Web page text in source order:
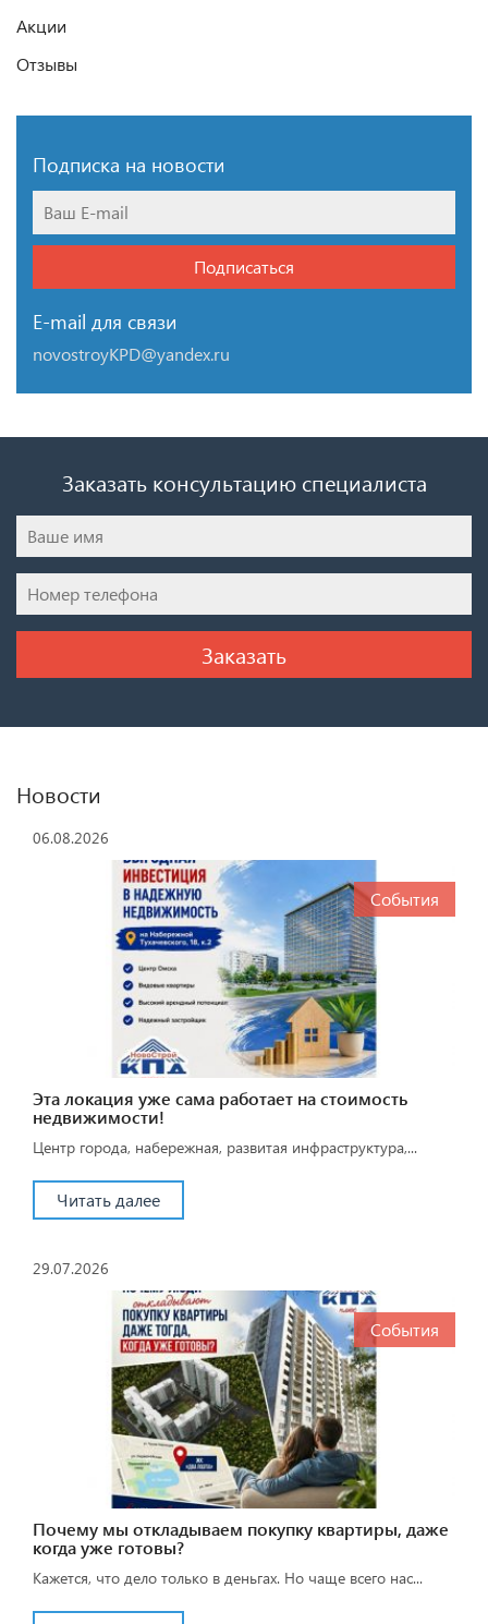
Акции
Отзывы
Подписка на новости
Подписаться
E-mail для связи
novostroyKPD@yandex.ru
Заказать консультацию специалиста
Новости
06.08.2026
События
Эта локация уже сама работает на стоимость
недвижимости!
Центр города, набережная, развитая инфраструктура,...
Читать далее
29.07.2026
События
Почему мы откладываем покупку квартиры, даже
когда уже готовы?
Кажется, что дело только в деньгах. Но чаще всего нас...